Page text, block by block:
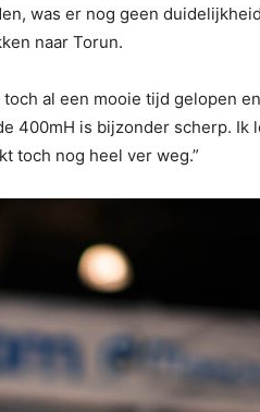
was er nog geen
naar Torun.
al een mooie tijd gelopen
400mH is bijzonder scherp. Ik
toch nog heel ver weg.”